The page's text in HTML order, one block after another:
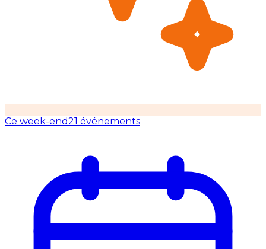
Ce week-end21 événements